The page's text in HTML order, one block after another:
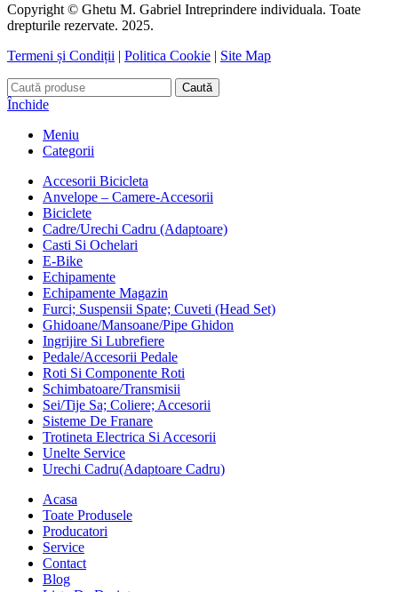
Copyright © Ghetu M. Gabriel Intreprindere individuala. Toate
drepturile rezervate. 2025.
Termeni și Condiții | Politica Cookie | Site Map
Caută
Închide
Meniu
Categorii
Accesorii Bicicleta
Anvelope – Camere-Accesorii
Biciclete
Cadre/Urechi Cadru (Adaptoare)
Casti Si Ochelari
E-Bike
Echipamente
Echipamente Magazin
Furci; Suspensii Spate; Cuveti (Head Set)
Ghidoane/Mansoane/Pipe Ghidon
Ingrijire Si Lubrefiere
Pedale/Accesorii Pedale
Roti Si Componente Roti
Schimbatoare/Transmisii
Sei/Tije Sa; Coliere; Accesorii
Sisteme De Franare
Trotineta Electrica Si Accesorii
Unelte Service
Urechi Cadru(Adaptoare Cadru)
Acasa
Toate Produsele
Producatori
Service
Contact
Blog